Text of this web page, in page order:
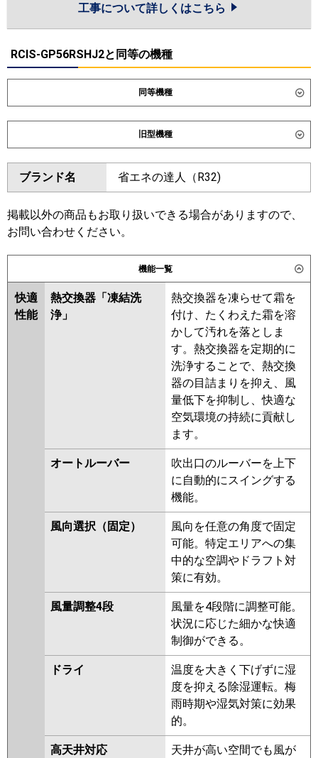
工事について詳しくはこちら
RCIS-GP56RSHJ2と同等の機種
同等機種
ダイキン SZRK56CNV SZRK56CV
東芝
GSSA05613JMUB
GSSA05613JXU
三菱電機 PMZ-ERMP56SF6 PMZ-
ERMP56SFE6
日立 RCIS-GP56RSHJ11
FDTSV566HK6S
パナソニック PA-P56D7SHNC PA-P56D7SHC
旧型機種
ダイキン SZRK56BYV SZRK56BYNV
SZRK56BJV
SZRK56BJNV
SZRK56BFV SZRK56BFNV
SZRK56BCV SZRK56BCNV
RSSA05633JMU RSSA05633JXU
RSSA05633JM
ASSA05657JX ASSA05657JM
三菱電機 PMZ-ERMP56SF5 PMZ-
ERMP56SFE5 PMZ-ERMP56SF4
PMZ-ERMP56SFE4 PMZ-
ERMP56SFE3 PMZ-ERMP56SF3
PMZ-ERMP56SFE2 PMZ-
ERMP56SF2 PMZ-ERMP56SFEZ
PMZ-ERMP56SFZ PMZ-
ERMP56SFEY PMZ-ERMP56SFY
PMZ-ERMP56SFEV PMZ-
ERMP56SFV PMZ-ERMP56SFER
PMZ-ERMP56SFR
RCIS-GP56RSHJ9 RCIS-
GP56RSHJ8 RCIS-GP56RSHJ7
RCIS-GP56RSHJ6 RCIS-
GP56RSHJ5 RCIS-GP56RSHJ4
RCIS-GP56RSHJ3
FDTSV565HKA5SA
FDTSV565HK5SA
FDTSV565HK5S
PA-P56D7SHNB PA-P56D7SHB
PA-P56D7SH PA-P56D7SHN PA-
P56D6SHB
P56D6SH PA-P56D6SHN
ブランド名 省エネの達人（R32)
掲載以外の商品もお取り扱いできる場合がありますので、
お問い合わせください。
機能一覧
快適
性能
熱交換器「凍結洗
浄」
熱交換器を凍らせて霜を
付け、たくわえた霜を溶
かして汚れを落としま
す。熱交換器を定期的に
洗浄することで、熱交換
器の目詰まりを抑え、風
量低下を抑制し、快適な
空気環境の持続に貢献し
ます。
オートルーバー
吹出口のルーバーを上下
に自動的にスイングする
機能。
風向選択（固定）
風向を任意の角度で固定
可能。特定エリアへの集
中的な空調やドラフト対
策に有効。
風量調整4段
風量を4段階に調整可能。
状況に応じた細かな快適
制御ができる。
ドライ
温度を大きく下げずに湿
度を抑える除湿運転。梅
雨時期や湿気対策に効果
的。
高天井対応 天井が高い空間でも風が